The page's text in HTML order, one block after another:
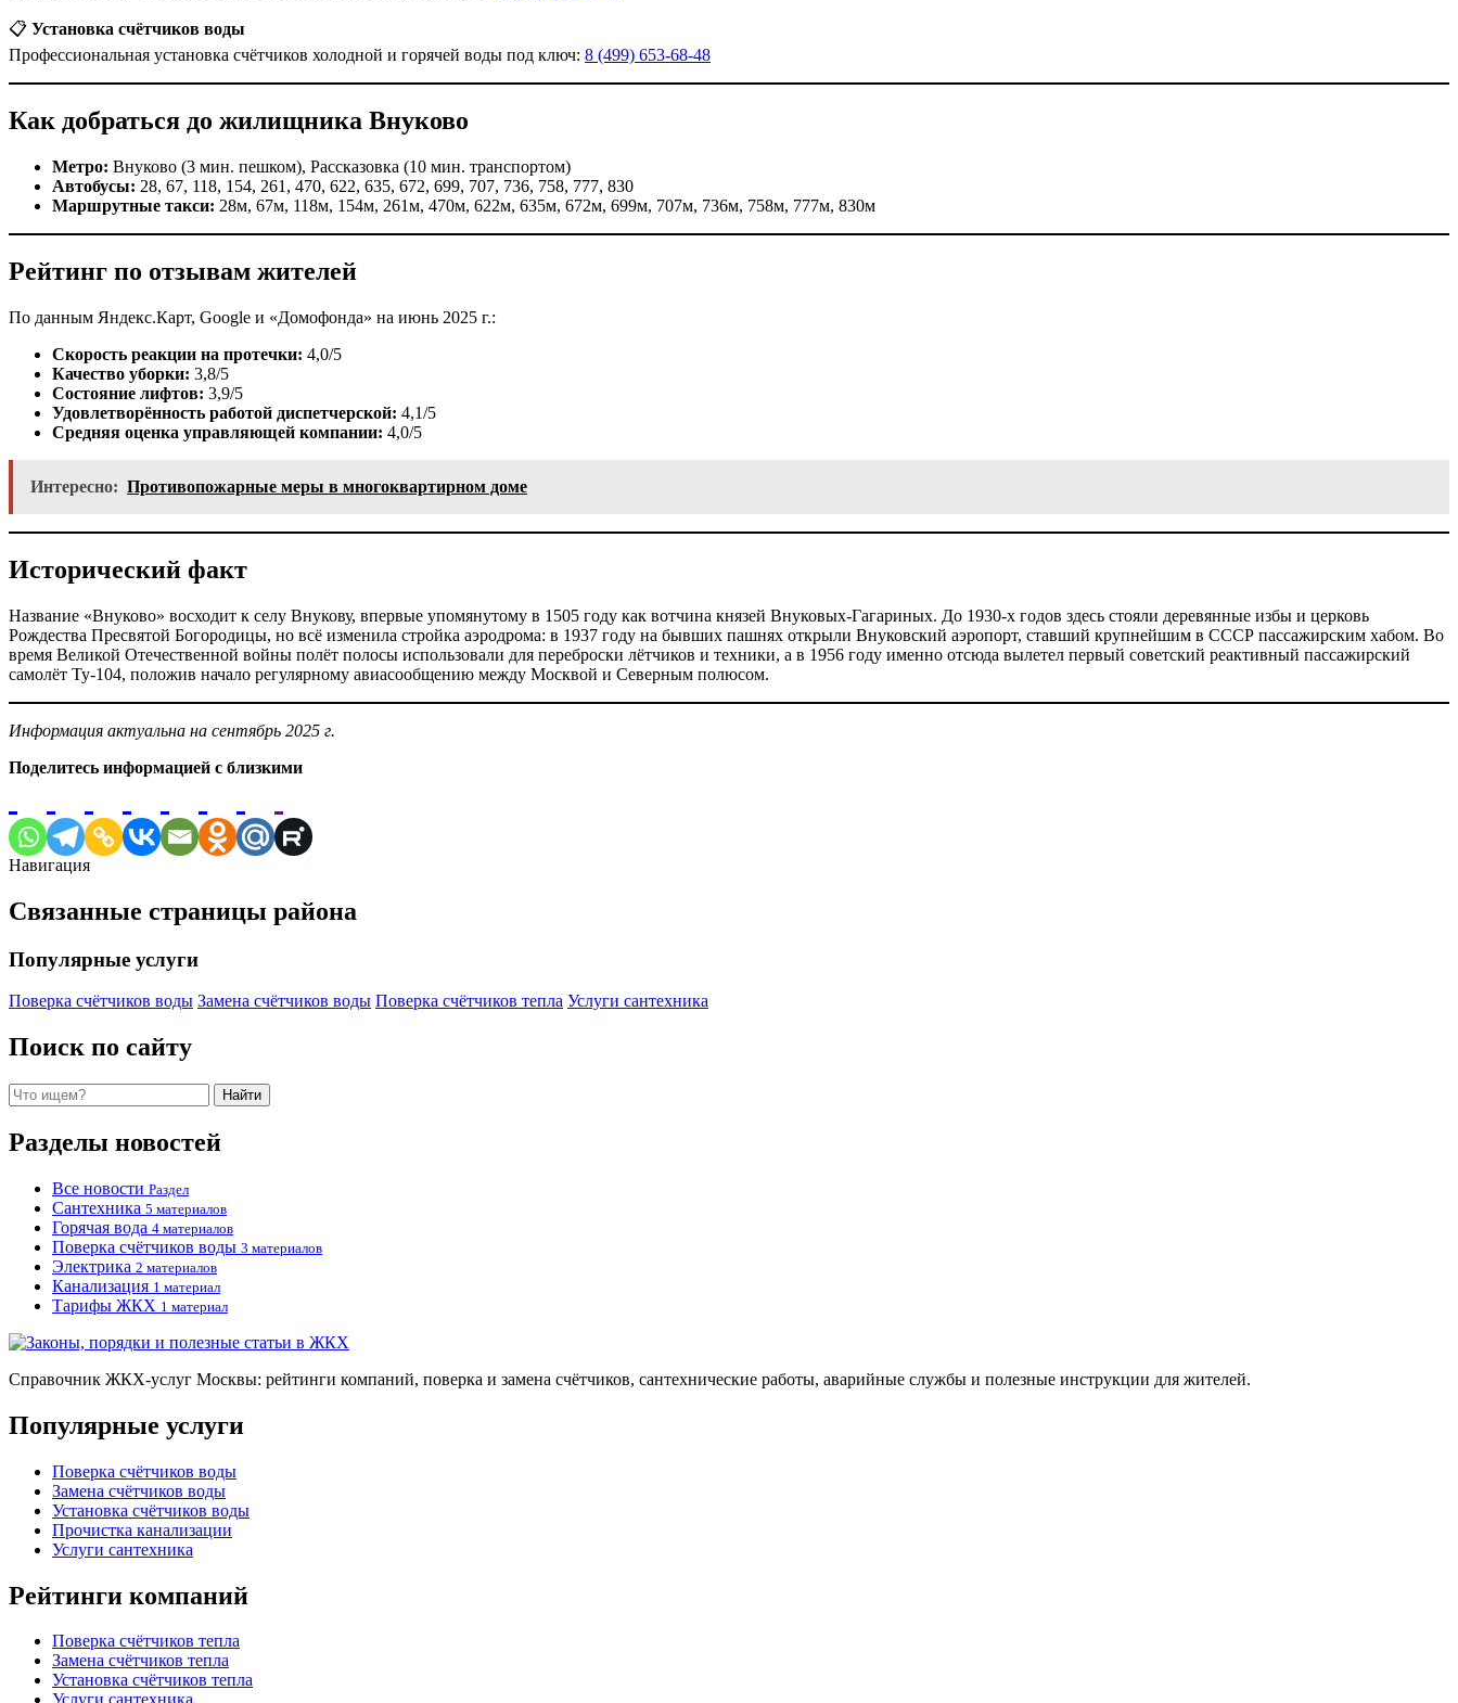
📋 Установка счётчиков воды
Профессиональная установка счётчиков холодной и горячей воды под ключ: 8 (499) 653-68-48
Как добраться до жилищника Внуково
Метро: Внуково (3 мин. пешком), Рассказовка (10 мин. транспортом)
Автобусы: 28, 67, 118, 154, 261, 470, 622, 635, 672, 699, 707, 736, 758, 777, 830
Маршрутные такси: 28м, 67м, 118м, 154м, 261м, 470м, 622м, 635м, 672м, 699м, 707м, 736м, 758м, 777м, 830м
Рейтинг по отзывам жителей
По данным Яндекс.Карт, Google и «Домофонда» на июнь 2025 г.:
Скорость реакции на протечки: 4,0/5
Качество уборки: 3,8/5
Состояние лифтов: 3,9/5
Удовлетворённость работой диспетчерской: 4,1/5
Средняя оценка управляющей компании: 4,0/5
Интересно: Противопожарные меры в многоквартирном доме
Исторический факт
Название «Внуково» восходит к селу Внукову, впервые упомянутому в 1505 году как вотчина князей Внуковых-Гагариных. До 1930-х годов здесь стояли деревянные избы и церковь
Рождества Пресвятой Богородицы, но всё изменила стройка аэродрома: в 1937 году на бывших пашнях открыли Внуковский аэропорт, ставший крупнейшим в СССР пассажирским хабом. Во
время Великой Отечественной войны полёт полосы использовали для переброски лётчиков и техники, а в 1956 году именно отсюда вылетел первый советский реактивный пассажирский
самолёт Ту-104, положив начало регулярному авиасообщению между Москвой и Северным полюсом.
Информация актуальна на сентябрь 2025 г.
Поделитесь информацией с близкими
Навигация
Связанные страницы района
Популярные услуги
Поверка счётчиков воды Замена счётчиков воды Поверка счётчиков тепла Услуги сантехника
Поиск по сайту
Поиск Найти
Разделы новостей
Все новости Раздел
Сантехника 5 материалов
Горячая вода 4 материалов
Поверка счётчиков воды 3 материалов
Электрика 2 материалов
Канализация 1 материал
Тарифы ЖКХ 1 материал
Справочник ЖКХ-услуг Москвы: рейтинги компаний, поверка и замена счётчиков, сантехнические работы, аварийные службы и полезные инструкции для жителей.
Популярные услуги
Поверка счётчиков воды
Замена счётчиков воды
Установка счётчиков воды
Прочистка канализации
Услуги сантехника
Рейтинги компаний
Поверка счётчиков тепла
Замена счётчиков тепла
Установка счётчиков тепла